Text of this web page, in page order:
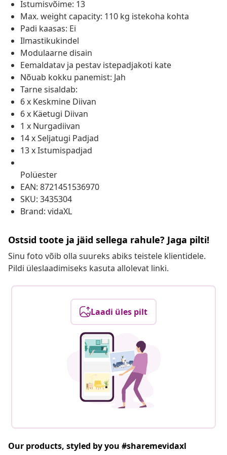
Istumisvõime: 13
Max. weight capacity: 110 kg istekoha kohta
Padi kaasas: Ei
Ilmastikukindel
Modulaarne disain
Eemaldatav ja pestav istepadjakoti kate
Nõuab kokku panemist: Jah
Tarne sisaldab:
6 x Keskmine Diivan
6 x Käetugi Diivan
1 x Nurgadiivan
14 x Seljatugi Padjad
13 x Istumispadjad
Polüester
EAN: 8721451536970
SKU: 3435304
Brand: vidaXL
Ostsid toote ja jäid sellega rahule? Jaga pilti!
Sinu foto võib olla suureks abiks teistele klientidele.
Pildi üleslaadimiseks kasuta allolevat linki.
Laadi üles pilt
Our products, styled by you #sharemevidaxl